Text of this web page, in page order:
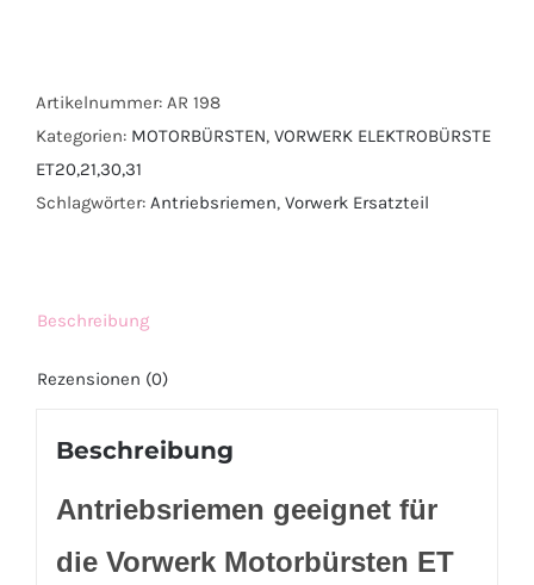
21,
30,
31,
Vorwerk
=
Stück
:
5,-
Artikelnummer: AR 198
Kategorien: MOTORBÜRSTEN, VORWERK ELEKTROBÜRSTE
ET20,21,30,31
Schlagwörter: Antriebsriemen, Vorwerk Ersatzteil
Beschreibung
Rezensionen (0)
Beschreibung
Antriebsriemen geeignet für
die Vorwerk Motorbürsten ET